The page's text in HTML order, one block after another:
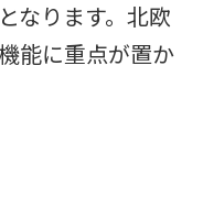
なります。北欧
能に重点が置か